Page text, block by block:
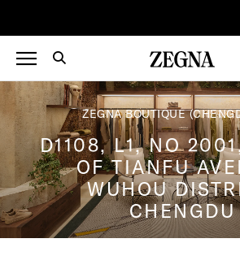
ZEGNA BOUTIQUE
D1108, L1, NO
OF TIANFU
WUHOU
CHENGDU